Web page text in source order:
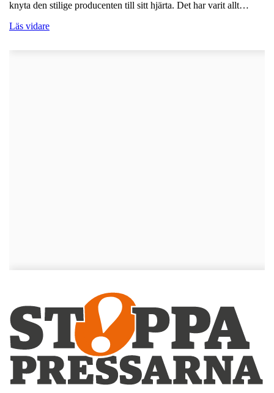
knyta den stilige producenten till sitt hjärta. Det har varit allt…
Läs vidare